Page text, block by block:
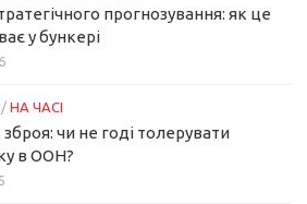
прогнозування: як це
у бункері
/ НА ЧАСІ
чи не годі толерувати
в ООН?